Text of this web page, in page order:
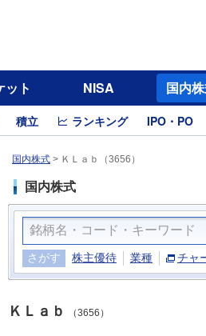
ット NISA 国内
積立 ランキング IPO・PO
国内株式 > ＫＬａｂ（3656）
国内株式
さがす 株主優待 業種 チャ
ＫＬａｂ （3656）